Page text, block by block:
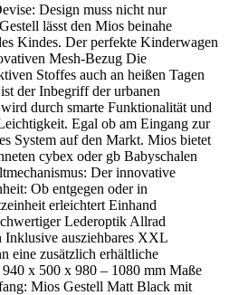
Design muss nicht nur
lässt den Mios beinahe
Kindes. Der perfekte Kinderwagen
Mesh-Bezug Die
Stoffes auch an heißen Tagen
der Inbegriff der urbanen
durch smarte Funktionalität und
Egal ob am Eingang zur
System auf den Markt. Mios bietet
cybex oder gb Babyschalen
Der innovative
Ob entgegen oder in
erleichtert Einhand
Lederoptik Allrad
Inklusive ausziehbares XXL
eine zusätzlich erhältliche
x 500 x 980 – 1080 mm Maße
Mios Gestell Matt Black mit